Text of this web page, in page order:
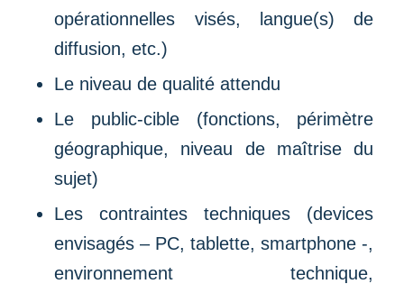
opérationnelles visés, langue(s) de
diffusion, etc.)
Le niveau de qualité attendu
Le public-cible (fonctions, périmètre
géographique, niveau de maîtrise du
sujet)
Les contraintes techniques (devices
envisagés – PC, tablette, smartphone -,
environnement technique,